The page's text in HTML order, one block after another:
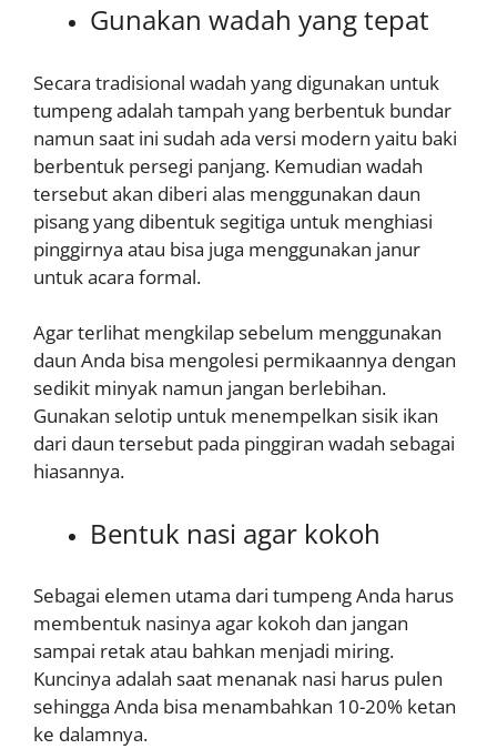
Gunakan wadah yang tepat
Secara tradisional wadah yang digunakan untuk
tumpeng adalah tampah yang berbentuk bundar
namun saat ini sudah ada versi modern yaitu baki
berbentuk persegi panjang. Kemudian wadah
tersebut akan diberi alas menggunakan daun
pisang yang dibentuk segitiga untuk menghiasi
pinggirnya atau bisa juga menggunakan janur
untuk acara formal.
Agar terlihat mengkilap sebelum menggunakan
daun Anda bisa mengolesi permikaannya dengan
sedikit minyak namun jangan berlebihan.
Gunakan selotip untuk menempelkan sisik ikan
dari daun tersebut pada pinggiran wadah sebagai
hiasannya.
Bentuk nasi agar kokoh
Sebagai elemen utama dari tumpeng Anda harus
membentuk nasinya agar kokoh dan jangan
sampai retak atau bahkan menjadi miring.
Kuncinya adalah saat menanak nasi harus pulen
sehingga Anda bisa menambahkan 10-20% ketan
ke dalamnya.